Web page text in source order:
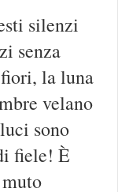
silenzi
senza
la luna
velano
sono
fiele! È